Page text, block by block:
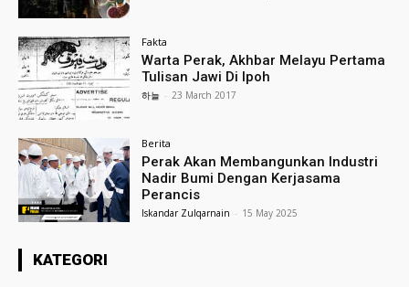
Fakta
Warta Perak, Akhbar Melayu Pertama
Tulisan Jawi Di Ipoh
하늘 - 23 March 2017
Berita
Perak Akan Membangunkan Industri
Nadir Bumi Dengan Kerjasama
Perancis
Iskandar Zulqarnain - 15 May 2025
KATEGORI